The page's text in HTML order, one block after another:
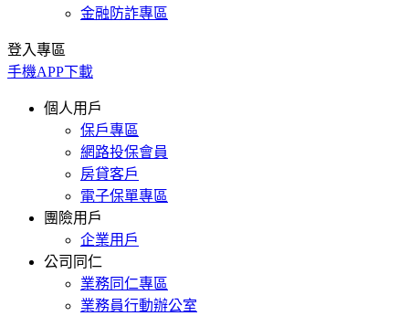
金融防詐專區
登入專區
手機APP下載
個人用戶
保戶專區
網路投保會員
房貸客戶
電子保單專區
團險用戶
企業用戶
公司同仁
業務同仁專區
業務員行動辦公室